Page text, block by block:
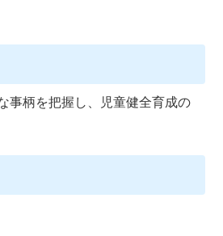
事柄を把握し、児童健全育成の